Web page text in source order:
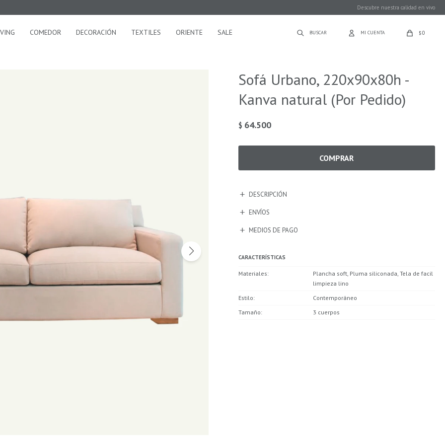
COMEDOR DECORACIÓN TEXTILES ORIENTE SALE $0
Descubre nuestra calidad en vivo
Sofá Urbano, 220x90x80h -
Kanva natural (Por Pedido)
$ 64.500
COMPRAR
DESCRIPCIÓN
ENVÍOS
MEDIOS DE PAGO
CARACTERÍSTICAS
Materiales
Plancha soft, Pluma siliconada, Tela de facil
limpieza lino
Estilo
Contemporáneo
Tamaño
3 cuerpos